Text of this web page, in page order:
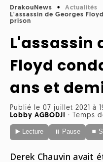
Covid-
19
Divers
International
ONG
Politique
Belge
Cinéma
Jeux
vidéo
Musique
People
Focus
Humeurs
Insolite
Radio
Télévision
Planète
Sports
DrakouNews
Actualités
L'assassin de Georges
prison
L'assassin
Floyd
ans et
Publié le 07 juillet 2021 à
Lobby AGBODJI · Temps
▶️ Lecture ⏸ Pause ⏹
Derek Chauvin avait